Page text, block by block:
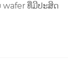
wafer ທີ່ມີປະສິດ